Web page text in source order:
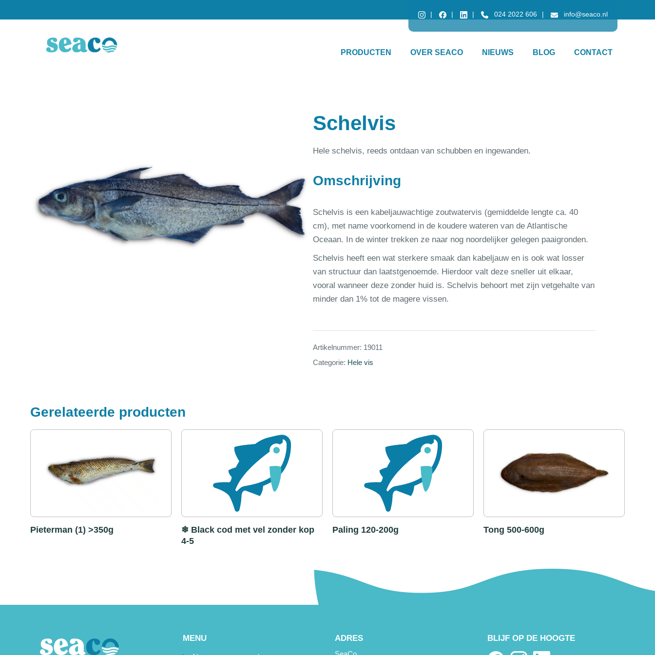
024 2022 606 info@seaco.nl
PRODUCTEN OVER SEACO NIEUWS BLOG CONTACT
Schelvis
Hele schelvis, reeds ontdaan van schubben en ingewanden.
Omschrijving
Schelvis is een kabeljauwachtige zoutwatervis (gemiddelde lengte ca. 40
cm), met name voorkomend in de koudere wateren van de Atlantische
Oceaan. In de winter trekken ze naar nog noordelijker gelegen paaigronden.
Schelvis heeft een wat sterkere smaak dan kabeljauw en is ook wat losser
van structuur dan laatstgenoemde. Hierdoor valt deze sneller uit elkaar,
vooral wanneer deze zonder huid is. Schelvis behoort met zijn vetgehalte van
minder dan 1% tot de magere vissen.
Artikelnummer: 19011
Categorie: Hele vis
Gerelateerde producten
Pieterman (1) >350g
❄ Black cod met vel zonder kop
4-5
Paling 120-200g Tong 500-600g
MENU ADRES BLIJF OP DE HOOGTE